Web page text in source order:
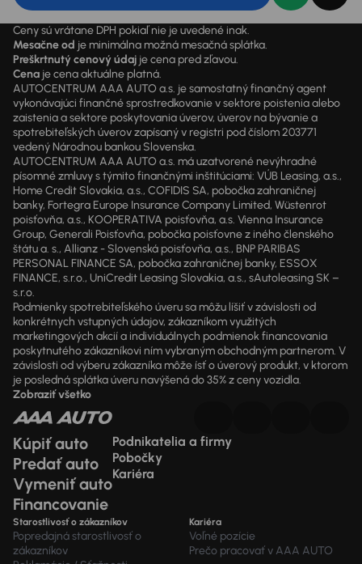
Ceny sú vrátane DPH pokiaľ nie je uvedené inak.
Mesačne od je minimálna možná mesačná splátka.
Preškrtnutý cenový údaj je cena pred zľavou.
Cena je cena aktuálne platná.
AUTOCENTRUM AAA AUTO a.s. je samostatný finančný agent
vykonávajúci finančné sprostredkovanie v sektore poistenia alebo
zaistenia a sektore poskytovania úverov, úverov na bývanie a
spotrebiteľských úverov zapísaný v registri pod číslom 203771
vedený Národnou bankou Slovenska.
AUTOCENTRUM AAA AUTO a.s. má uzatvorené nevýhradné
písomné zmluvy s týmito finančnými inštitúciami: VÚB Leasing, a.s.,
Home Credit Slovakia, a.s., COFIDIS SA, pobočka zahraničnej
banky, Fortegra Europe Insurance Company Limited, Wüstenrot
poisťovňa, a.s., KOOPERATIVA poisťovňa, a.s. Vienna Insurance
Group, Generali Poisťovňa, pobočka poisťovne z iného členského
štátu a. s., Allianz - Slovenská poisťovňa, a.s., BNP PARIBAS
PERSONAL FINANCE SA, pobočka zahraničnej banky, ESSOX
FINANCE, s.r.o., UniCredit Leasing Slovakia, a.s., sAutoleasing SK –
s.r.o.
Podmienky spotrebiteľského úveru sa môžu líšiť v závislosti od
konkrétnych vstupných údajov, zákazníkom využitých
marketingových akcií a individuálnych podmienok financovania
poskytnutého zákazníkovi ním vybraným obchodným partnerom. V
závislosti od výberu zákazníka môže ísť o úverový produkt, v ktorom
je posledná splátka úveru navýšená do 35% z ceny vozidla.
Zobraziť všetko
Kúpiť auto
Predať auto
Vymeniť auto
Financovanie
Podnikatelia a firmy
Pobočky
Kariéra
Starostlivosť o zákazníkov
Popredajná starostlivosť o
zákazníkov
Kariéra
Voľné pozície
Prečo pracovať v AAA AUTO